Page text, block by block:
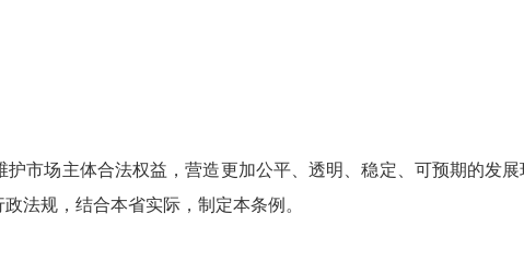
市场主体合法权益，营造更加公平、透明、稳定、可预期的发展
法规，结合本省实际，制定本条例。